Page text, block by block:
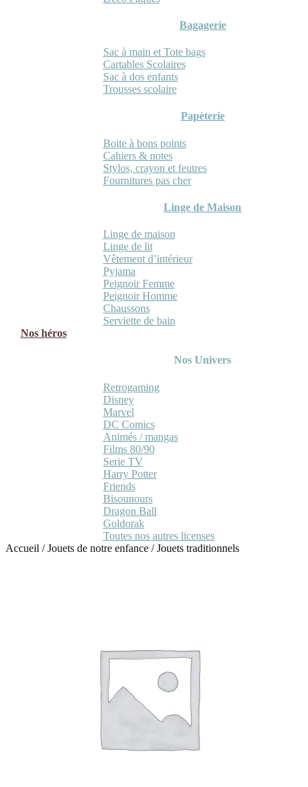
Bagagerie
Sac à main et Tote bags
Cartables Scolaires
Sac à dos enfants
Trousses scolaire
Papèterie
Boite à bons points
Cahiers & notes
Stylos, crayon et feutres
Fournitures pas cher
Linge de Maison
Linge de maison
Linge de lit
Vêtement d’intérieur
Pyjama
Peignoir Femme
Peignoir Homme
Chaussons
Serviette de bain
Nos héros
Nos Univers
Retrogaming
Disney
Marvel
DC Comics
Animés / mangas
Films 80/90
Serie TV
Harry Potter
Friends
Bisounours
Dragon Ball
Goldorak
Toutes nos autres licenses
Accueil /Jouets de notre enfance /Jouets traditionnels